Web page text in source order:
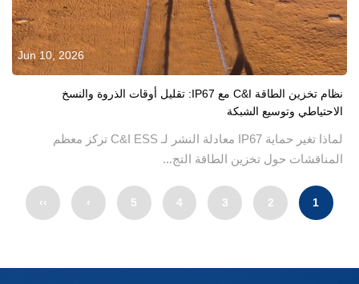
Jun 10, 2026
نظام تخزين الطاقة C&I مع IP67: تقليل أوقات الذروة والنسخ
الاحتياطي وتوسيع الشبكة
لماذا تغير حماية IP67 معادلة النشر لـ C&I ESS تركز معظم
المناقشات حول تخزين الطاقة التج...
1
2
3
4
5
›
››